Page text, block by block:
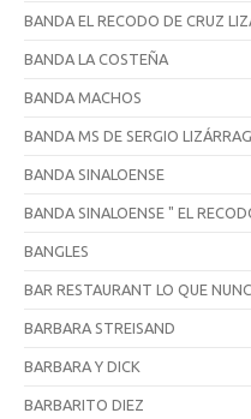
BANDA EL RECODO DE CRUZ
BANDA LA COSTEÑA
BANDA MACHOS
BANDA MS DE SERGIO
BANDA SINALOENSE
BANDA SINALOENSE " EL
BANGLES
BAR RESTAURANT LO QUE
BARBARA STREISAND
BARBARA Y DICK
BARBARITO DIEZ